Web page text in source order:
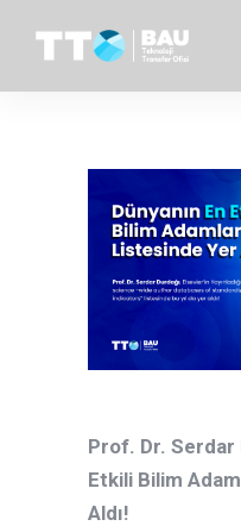
Prof. Dr. Serdar
Etkili Bilim
Aldı!